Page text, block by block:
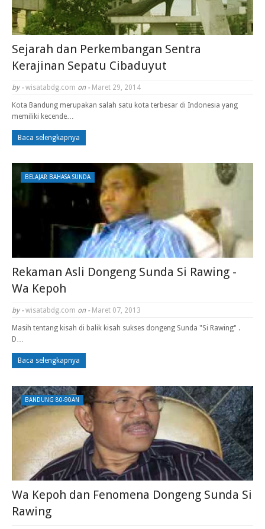
Sejarah dan Perkembangan Sentra
Kerajinan Sepatu Cibaduyut
by - wisatabdg.com on - Maret 29, 2014
Kota Bandung merupakan salah satu kota terbesar di Indonesia yang
memiliki kecende…
Baca selengkapnya
BELAJAR BAHASA SUNDA
Rekaman Asli Dongeng Sunda Si Rawing -
Wa Kepoh
by - wisatabdg.com on - Maret 07, 2013
Masih tentang kisah di balik kisah sukses dongeng Sunda "Si Rawing" .
D…
Baca selengkapnya
BANDUNG 80-90AN
Wa Kepoh dan Fenomena Dongeng Sunda Si
Rawing